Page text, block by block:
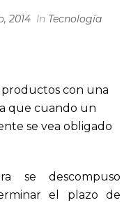
2014 In Tecnología
productos con una
que cuando un
se vea obligado
se descompuso
el plazo de